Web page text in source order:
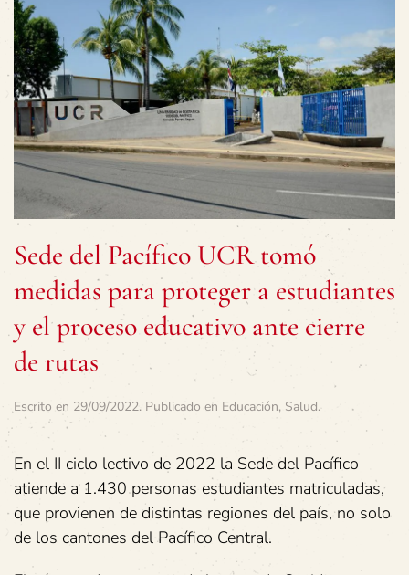
Sede del Pacífico UCR tomó
medidas para proteger a estudiantes
y el proceso educativo ante cierre
de rutas
Escrito en 29/09/2022. Publicado en Educación, Salud.
En el II ciclo lectivo de 2022 la Sede del Pacífico
atiende a 1.430 personas estudiantes matriculadas,
que provienen de distintas regiones del país, no solo
de los cantones del Pacífico Central.